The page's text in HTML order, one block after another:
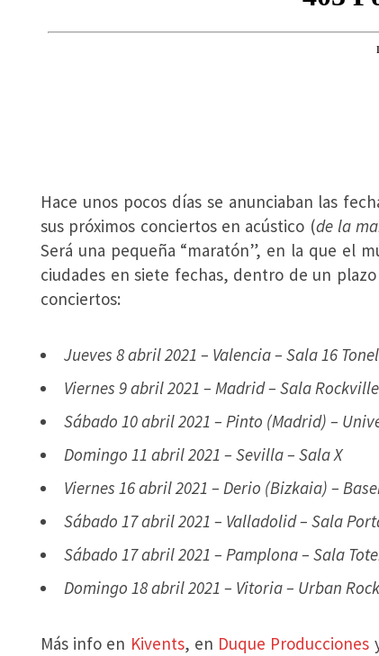
Hace unos pocos días se anunciaban las
sus próximos conciertos en acústico (de la
Será una pequeña “maratón”, en la que el
ciudades en siete fechas, dentro de un
conciertos:
Jueves 8 abril 2021 – Valencia – Sala 16
Viernes 9 abril 2021 – Madrid – Sala Rockville
Sábado 10 abril 2021 – Pinto (Madrid) –
Domingo 11 abril 2021 – Sevilla – Sala X
Viernes 16 abril 2021 – Derio (Bizkaia) –
Sábado 17 abril 2021 – Valladolid – Sala
Sábado 17 abril 2021 – Pamplona – Sala
Domingo 18 abril 2021 – Vitoria – Urban
Más info en Kivents, en Duque Producciones